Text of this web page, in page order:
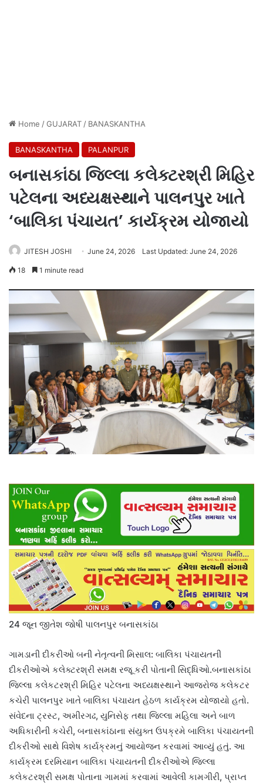
Home /GUJARAT / BANASKANTHA
BANASKANTHA PALANPUR
બનાસકાંઠા જિલ્લા કલેક્ટરશ્રી મિહિર
પટેલના અધ્યક્ષસ્થાને પાલનપુર ખાતે
‘બાલિકા પંચાયત’ કાર્યક્રમ યોજાયો
JITESH JOSHI June 24, 2026 Last Updated: June 24, 2026
18 1 minute read
24 જૂન જીતેશ જોષી પાલનપુર બનાસકાંઠા
ગામડાની દીકરીઓ બની નેતૃત્વની મિસાલ: બાલિકા પંચાયતની
દીકરીઓએ કલેક્ટરશ્રી સમક્ષ રજૂ કરી પોતાની સિદ્ધિઓ.બનાસકાંઠા
જિલ્લા કલેકટરશ્રી મિહિર પટેલના અધ્યક્ષસ્થાને આજરોજ કલેકટર
કચેરી પાલનપુર ખાતે બાલિકા પંચાયત હેઠળ કાર્યક્રમ યોજાયો હતો.
સંવેદના ટ્રસ્ટ, અમીરગઢ, યુનિસેફ તથા જિલ્લા મહિલા અને બાળ
અધિકારીની કચેરી, બનાસકાંઠાના સંયુક્ત ઉપક્રમે બાલિકા પંચાયતની
દીકરીઓ સાથે વિશેષ કાર્યક્રમનું આયોજન કરવામાં આવ્યું હતું. આ
કાર્યક્રમ દરમિયાન બાલિકા પંચાયતની દીકરીઓએ જિલ્લા
કલેકટરશ્રી સમક્ષ પોતાના ગામમાં કરવામાં આવેલી કામગીરી, પ્રાપ્ત